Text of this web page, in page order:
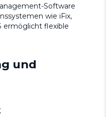
Software
wie iFix,
ermöglicht flexible
und